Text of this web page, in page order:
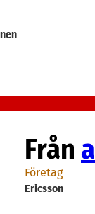
Från
Företag
Ericsson